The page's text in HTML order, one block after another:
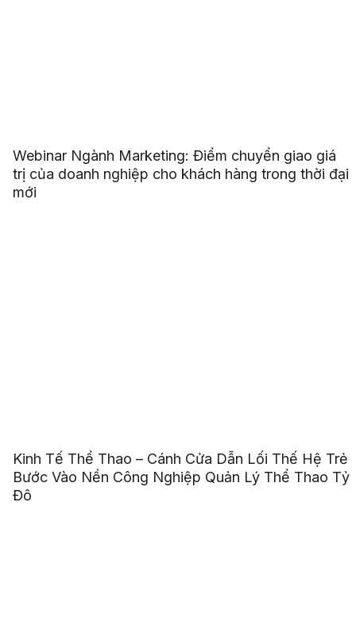
Webinar Ngành Marketing: Điểm chuyển giao giá
trị của doanh nghiệp cho khách hàng trong thời đại
mới
Kinh Tế Thể Thao – Cánh Cửa Dẫn Lối Thế Hệ Trẻ
Bước Vào Nền Công Nghiệp Quản Lý Thể Thao Tỷ
Đô